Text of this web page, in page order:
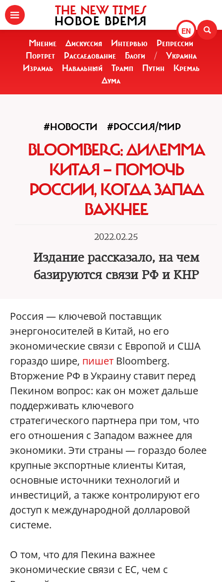
EN
THE NEW TIMES
НОВОЕ ВРЕМЯ
Мнение Дискуссия Интервью
Репрессии
Портрет
Расследование Блоги /
Украина
Израиль
Навальный Трамп Путин
Кремль
Дума
#НОВОСТИ #РОССИЯ/МИР
BLOOMBERG: ДИЛЕММА
КИТАЯ — ПОМОЧЬ
РОССИИ, КОГДА ЗАПАД
ВАЖНЕЕ
2022.02.25
Издание рассказало, на чем
базируются связи РФ и КНР
Россия — ключевой поставщик
энергоносителей в Китай, но его
экономические связи с Европой и США
гораздо шире, пишет Bloomberg.
Вторжение РФ в Украину ставит перед
Пекином вопрос: как он может дальше
поддерживать ключевого
стратегического партнера при том, что
его отношения с Западом важнее для
экономики. Эти страны — гораздо более
крупные экспортные клиенты Китая,
основные источники технологий и
инвестиций, а также контролируют его
доступ к международной долларовой
системе.
О том, что для Пекина важнее
экономические связи с ЕС, чем с